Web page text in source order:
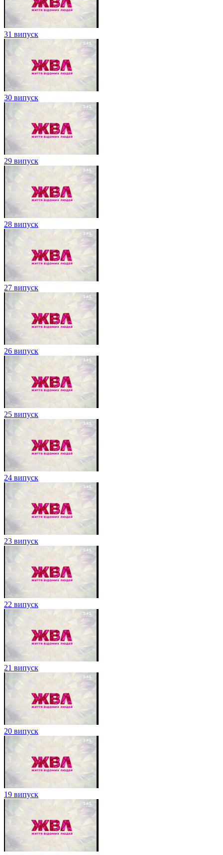
31 випуск
30 випуск
29 випуск
28 випуск
27 випуск
26 випуск
25 випуск
24 випуск
23 випуск
22 випуск
21 випуск
20 випуск
19 випуск